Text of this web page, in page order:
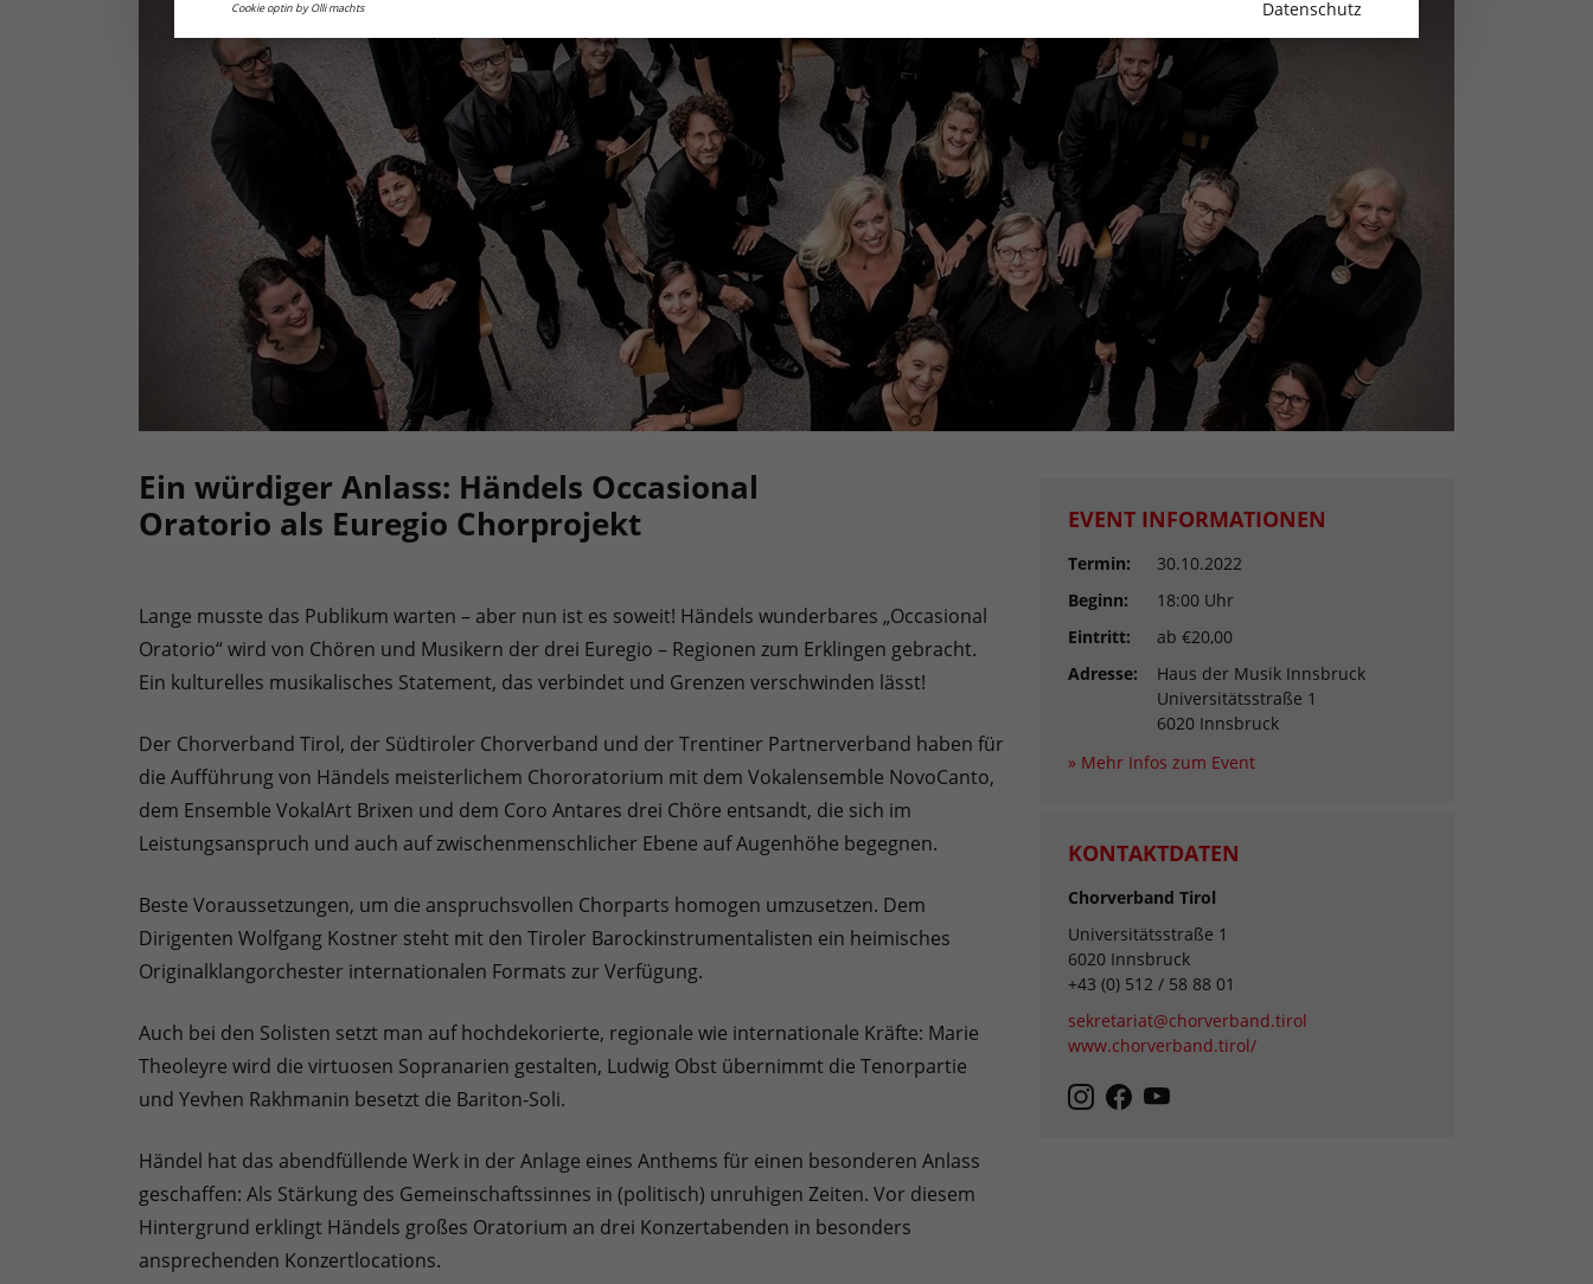
Ein würdiger Anlass: Händels Occasional
Oratorio als Euregio Chorprojekt
Lange musste das Publikum warten – aber nun ist es soweit! Händels wunderbares „Occasional
Oratorio“ wird von Chören und Musikern der drei Euregio – Regionen zum Erklingen gebracht.
Ein kulturelles musikalisches Statement, das verbindet und Grenzen verschwinden lässt!
Der Chorverband Tirol, der Südtiroler Chorverband und der Trentiner Partnerverband haben für
die Aufführung von Händels meisterlichem Chororatorium mit dem Vokalensemble NovoCanto,
dem Ensemble VokalArt Brixen und dem Coro Antares drei Chöre entsandt, die sich im
Leistungsanspruch und auch auf zwischenmenschlicher Ebene auf Augenhöhe begegnen.
Beste Voraussetzungen, um die anspruchsvollen Chorparts homogen umzusetzen. Dem
Dirigenten Wolfgang Kostner steht mit den Tiroler Barockinstrumentalisten ein heimisches
Originalklangorchester internationalen Formats zur Verfügung.
Auch bei den Solisten setzt man auf hochdekorierte, regionale wie internationale Kräfte: Marie
Theoleyre wird die virtuosen Sopranarien gestalten, Ludwig Obst übernimmt die Tenorpartie
und Yevhen Rakhmanin besetzt die Bariton-Soli.
Händel hat das abendfüllende Werk in der Anlage eines Anthems für einen besonderen Anlass
geschaffen: Als Stärkung des Gemeinschaftssinnes in (politisch) unruhigen Zeiten. Vor diesem
Hintergrund erklingt Händels großes Oratorium an drei Konzertabenden in besonders
ansprechenden Konzertlocations.
EVENT INFORMATIONEN
Termin:
30.10.2022
Beginn:
18:00 Uhr
Eintritt:
ab €20,00
Adresse:
Haus der Musik Innsbruck
Universitätsstraße 1
6020 Innsbruck
» Mehr Infos zum Event
KONTAKTDATEN
Chorverband Tirol
Universitätsstraße 1
6020 Innsbruck
+43 (0) 512 / 58 88 01
sekretariat@chorverband.tirol
www.chorverband.tirol/
Cookie optin by Olli machts Datenschutz